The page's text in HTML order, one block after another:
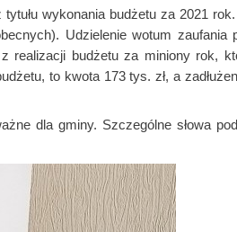
wykonania budżetu za 2021
Udzielenie wotum zaufania
budżetu za miniony rok,
to kwota 173 tys. zł, a
dla gminy. Szczególne słowa